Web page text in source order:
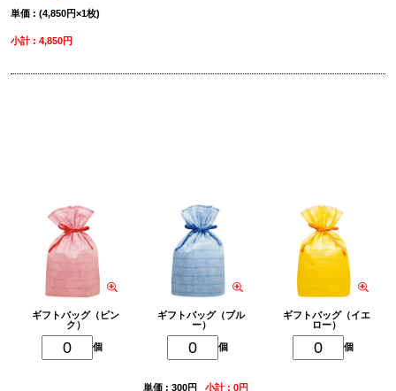
単価 : (4,850円×1枚)
小計 : 4,850円
ギフトバッグ（ピン
ク）
個
ギフトバッグ（ブル
ー）
個
ギフトバッグ（イエ
ロー）
個
単価 : 300円 小計 : 0円